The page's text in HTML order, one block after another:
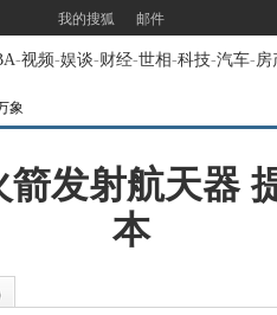
我的搜狐 邮件
-视频-娱谈-财经-世相-科技-汽车-房
象
发射航天器
本